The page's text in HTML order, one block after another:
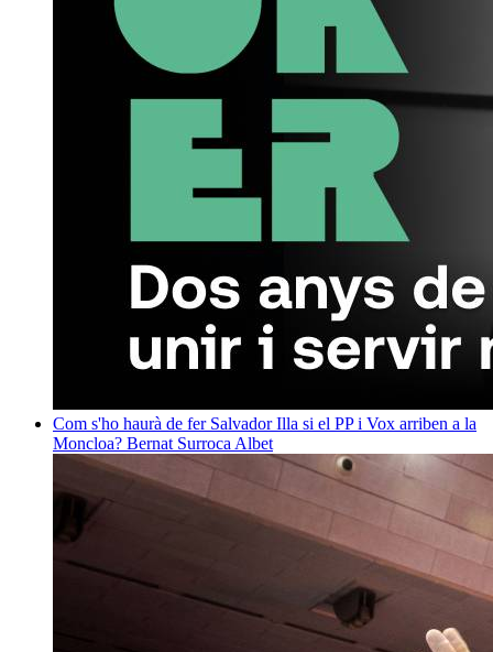
Com s'ho haurà de fer Salvador Illa si el PP i Vox arriben a la
Moncloa? Bernat Surroca Albet